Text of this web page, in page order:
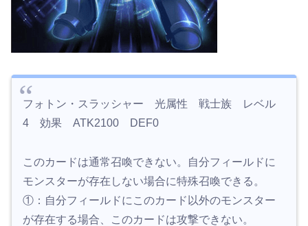
フォトン・スラッシャー 光属性 戦士族 レベル
4 効果 ATK2100 DEF0
このカードは通常召喚できない。自分フィールドに
モンスターが存在しない場合に特殊召喚できる。
①：自分フィールドにこのカード以外のモンスター
が存在する場合、このカードは攻撃できない。